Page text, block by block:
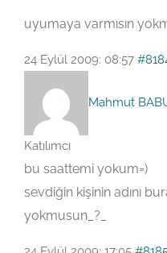
uyumaya varmısın
24 Eylül 2009: 08:57
Mahmut
Katılımcı
bu saattemi yokum=)
sevdiğin kişinin adını
yokmusun_?_